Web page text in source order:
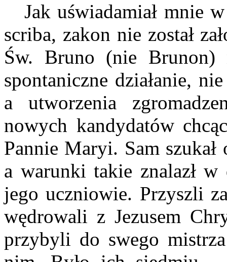
Jak uświadamiał mnie
scriba, zakon nie został
Św. Bruno (nie Brunon)
spontaniczne działanie,
a utworzenia
nowych kandydatów
Pannie Maryi. Sam
a warunki takie znalazł
jego uczniowie. Przyszli
wędrowali z Jezusem
przybyli do swego